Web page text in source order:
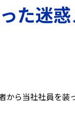
た迷
から当社社員を